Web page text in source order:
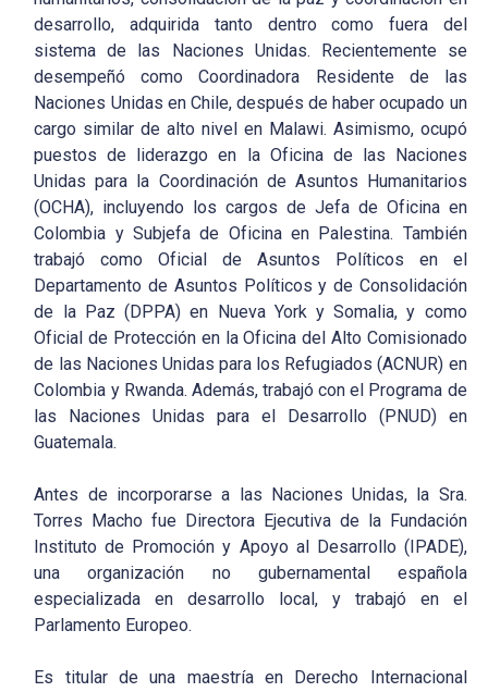
desarrollo, adquirida tanto dentro como fuera del
sistema de las Naciones Unidas. Recientemente se
desempeñó como Coordinadora Residente de las
Naciones Unidas en Chile, después de haber ocupado un
cargo similar de alto nivel en Malawi. Asimismo, ocupó
puestos de liderazgo en la Oficina de las Naciones
Unidas para la Coordinación de Asuntos Humanitarios
(OCHA), incluyendo los cargos de Jefa de Oficina en
Colombia y Subjefa de Oficina en Palestina. También
trabajó como Oficial de Asuntos Políticos en el
Departamento de Asuntos Políticos y de Consolidación
de la Paz (DPPA) en Nueva York y Somalia, y como
Oficial de Protección en la Oficina del Alto Comisionado
de las Naciones Unidas para los Refugiados (ACNUR) en
Colombia y Rwanda. Además, trabajó con el Programa de
las Naciones Unidas para el Desarrollo (PNUD) en
Guatemala.
Antes de incorporarse a las Naciones Unidas, la Sra.
Torres Macho fue Directora Ejecutiva de la Fundación
Instituto de Promoción y Apoyo al Desarrollo (IPADE),
una organización no gubernamental española
especializada en desarrollo local, y trabajó en el
Parlamento Europeo.
Es titular de una maestría en Derecho Internacional